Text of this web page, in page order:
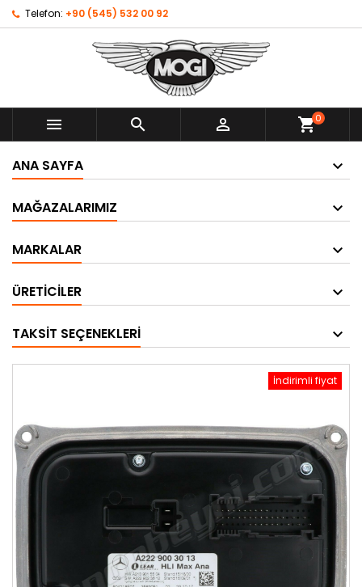
Telefon: +90 (545) 532 00 92
   shopping_cart0
ANA SAYFA
MAĞAZALARIMIZ
MARKALAR
ÜRETICILER
TAKSIT SEÇENEKLERI
İndirimli fiyat